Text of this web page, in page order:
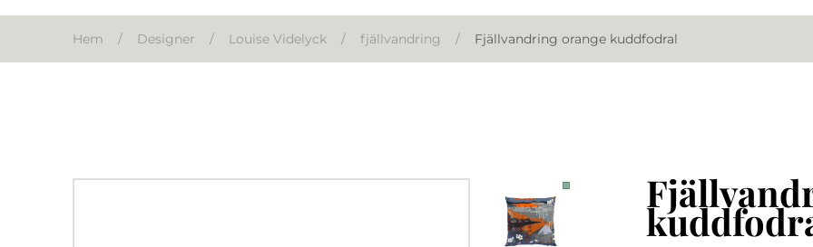
Hem / Designer / Louise Videlyck / fjällvandring / Fjällvandring orange kuddfodral